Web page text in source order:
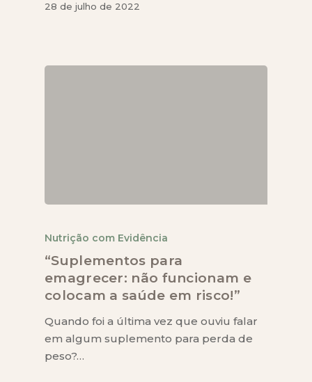
28 de julho de 2022
Nutrição com Evidência
“Suplementos para
emagrecer: não funcionam e
colocam a saúde em risco!”
Quando foi a última vez que ouviu falar
em algum suplemento para perda de
peso?…